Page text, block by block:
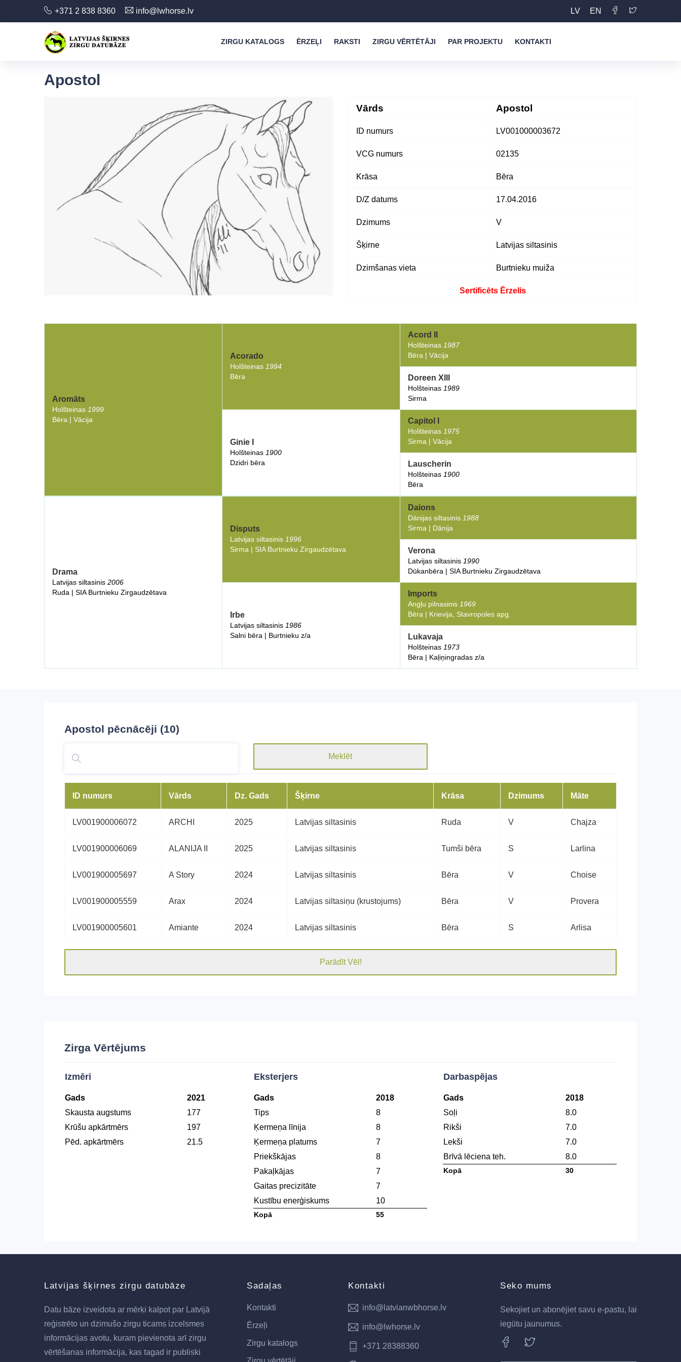
+371 2 838 8360 info@lwhorse.lv LV EN
ZIRGU KATALOGS ĒRZEĻI RAKSTI ZIRGU VĒRTĒTĀJI PAR PROJEKTU KONTAKTI
Apostol
Vārds Apostol
ID numurs LV001000003672
VCG numurs 02135
Krāsa Bēra
D/Z datums 17.04.2016
Dzimums V
Šķirne Latvijas siltasinis
Dzimšanas vieta Burtnieku muiža
Sertificēts Ērzelis
Aromāts
Holšteinas 1999
Bēra | Vācija
Acorado
Holšteinas 1994
Bēra
Acord II
Holšteinas 1987
Bēra | Vācija
Doreen XIII
Holšteinas 1989
Sirma
Ginie I
Holšteinas 1900
Dzidri bēra
Capitol I
Holšteinas 1975
Sirma | Vācija
Lauscherin
Holšteinas 1900
Bēra
Drama
Latvijas siltasinis 2006
Ruda | SIA Burtnieku Zirgaudzētava
Disputs
Latvijas siltasinis 1996
Sirma | SIA Burtnieku Zirgaudzētava
Daions
Dānijas siltasinis 1988
Sirma | Dānija
Verona
Latvijas siltasinis 1990
Dūkanbēra | SIA Burtnieku Zirgaudzētava
Irbe
Latvijas siltasinis 1986
Salni bēra | Burtnieku z/a
Imports
Angļu pilnasinis 1969
Bēra | Krievija, Stavropoles apg.
Lukavaja
Holšteinas 1973
Bēra | Kaļiņingradas z/a
Apostol pēcnācēji (10)
Meklēt
ID numurs Vārds Dz. Gads Šķirne Krāsa Dzimums Māte
LV001900006072 ARCHI 2025 Latvijas siltasinis Ruda V Chajza
LV001900006069 ALANIJA II 2025 Latvijas siltasinis Tumši bēra S Larlina
LV001900005697 A Story 2024 Latvijas siltasinis Bēra V Choise
LV001900005559 Arax 2024 Latvijas siltasiņu (krustojums) Bēra V Provera
LV001900005601 Amiante 2024 Latvijas siltasinis Bēra S Arlisa
Parādīt Vēl!
Zirga Vērtējums
Izmēri
Gads
2021
Skausta augstums
177
Krūšu apkārtmērs
197
Pēd. apkārtmērs
21.5
Eksterjers
Gads
2018
Tips
8
Ķermeņa līnija
8
Ķermeņa platums
7
Priekškājas
8
Pakaļkājas
7
Gaitas precizitāte
7
Kustību enerģiskums
10
Kopā 55
Darbaspējas
Gads
2018
Soļi
8.0
Rikši
7.0
Lekši
7.0
Brīvā lēciena teh.
8.0
Kopā 30
Latvijas šķirnes zirgu datubāze
Datu bāze izveidota ar mērķi kalpot par Latvijā
reģistrēto un dzimušo zirgu ticams izcelsmes
informācijas avotu, kuram pievienota arī zirgu
vērtēšanas informācija, kas tagad ir publiski
Sadaļas
Kontakti
Ērzeļi
Zirgu katalogs
Kontakti
info@latvianwbhorse.lv
info@lwhorse.lv
+371 28388360
Seko mums
Sekojiet un abonējiet savu e-pastu, lai
iegūtu jaunumus.